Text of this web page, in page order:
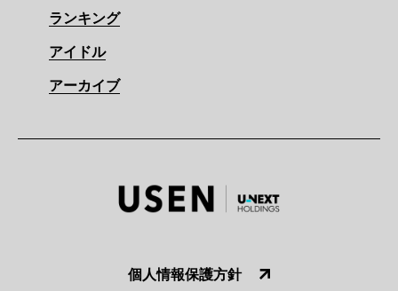
ランキング
アイドル
アーカイブ
個人情報保護方針